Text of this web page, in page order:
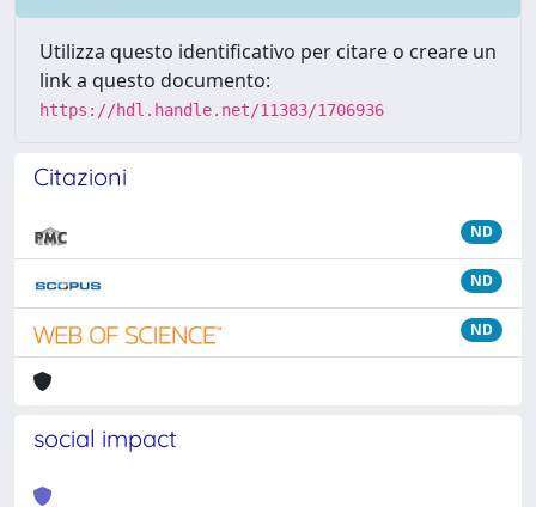
Utilizza questo identificativo per citare o creare un
link a questo documento:
https://hdl.handle.net/11383/1706936
Citazioni
ND
ND
ND
social impact